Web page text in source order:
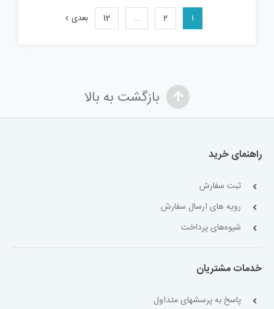
1
2
…
12 بعدی
بازگشت به بالا
راهنمای خرید
ثبت سفارش
رویه های ارسال سفارش
شیوه‌های پرداخت
خدمات مشتریان
پاسخ به پرسشهای متداول